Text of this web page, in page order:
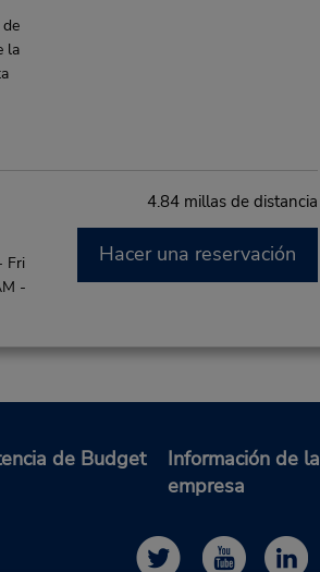
la
4.84 millas de distancia
Fri
-
Hacer una reservación
20.48 millas de distancia
de Budget
Información de la
empresa